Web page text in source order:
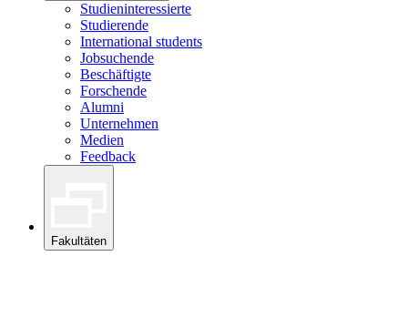
Studieninteressierte
Studierende
International students
Jobsuchende
Beschäftigte
Forschende
Alumni
Unternehmen
Medien
Feedback
Fakultäten